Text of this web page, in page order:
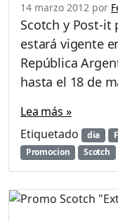
14 marzo 2012 por
Scotch y Post-
estará vigente
República
hasta el 18 de
Lea más »
Etiquetado
dia
Promocion
Scotch